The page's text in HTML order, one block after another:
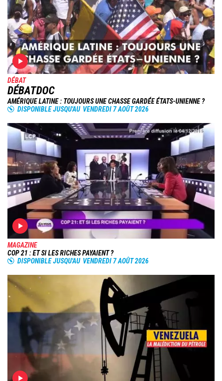
DÉBAT
DÉBATDOC
AMÉRIQUE LATINE : TOUJOURS UNE CHASSE GARDÉE ÉTATS-UNIENNE ?
DISPONIBLE JUSQU'AU VENDREDI 7 AOÛT 2026
MAGAZINE
COP 21 : ET SI LES RICHES PAYAIENT ?
DISPONIBLE JUSQU'AU VENDREDI 7 AOÛT 2026
Image